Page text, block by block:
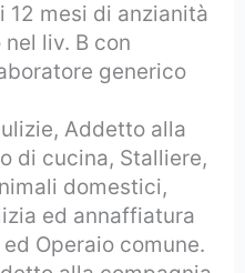
12 mesi di anzianità
liv. B con
generico
Addetto alla
di cucina, Stalliere,
domestici,
ed annaffiatura
Operaio comune.